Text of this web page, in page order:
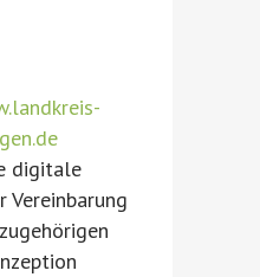
digitale
Vereinbarung